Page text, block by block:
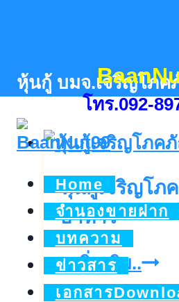
โทร.092-
Home
จำนองขายฝาก
บทความ
ข่าวสาร
เอกสาร
หุ้นกู้ บมจ.เจริญโภ
หุ้นกู้เจริญโ
อาหาร
ดูเพิ่มเติม..หุ้น
กู้